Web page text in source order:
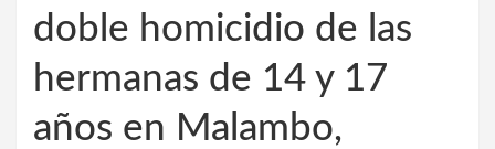
doble homicidio de las
hermanas de 14 y 17
años en Malambo,